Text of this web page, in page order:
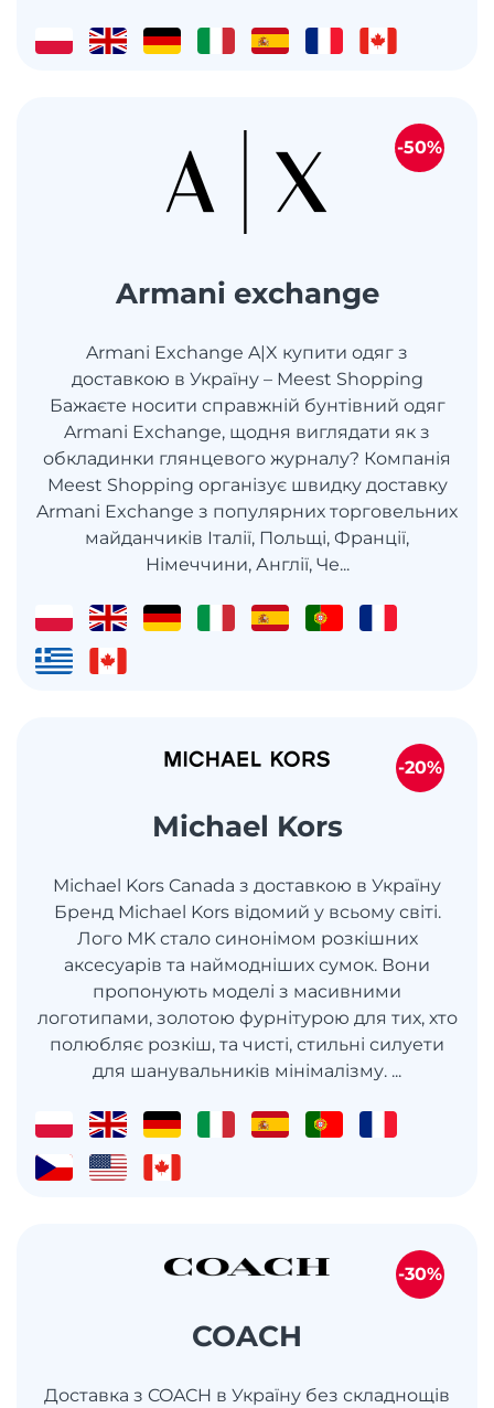
Armani exchange
Armani Exchange A|X купити одяг з
доставкою в Україну – Meest Shopping
Бажаєте носити справжній бунтівний одяг
Armani Exchange, щодня виглядати як з
обкладинки глянцевого журналу? Компанія
Meest Shopping організує швидку доставку
Armani Exchange з популярних торговельних
майданчиків Італії, Польщі, Франції,
Німеччини, Англії, Че...
-50%
Michael Kors
Michael Kors Canada з доставкою в Україну
Бренд Michael Kors відомий у всьому світі.
Лого MK стало синонімом розкішних
аксесуарів та наймодніших сумок. Вони
пропонують моделі з масивними
логотипами, золотою фурнітурою для тих, хто
полюбляє розкіш, та чисті, стильні силуети
для шанувальників мінімалізму. ...
-20%
COACH
Доставка з COACH в Україну без складнощів
-30%